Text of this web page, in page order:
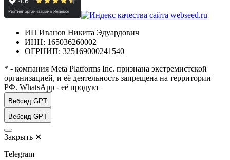
ИП Иванов Никита Эдуардович
ИНН: 165036260002
ОГРНИП: 325169000241540
* - компания Meta Platforms Inc. признана экстремистской
организацией, и её деятельность запрещена на территории
РФ. WhatsApp - её продукт
Вебсид GPT
Вебсид GPT
Закрыть ✕
Telegram